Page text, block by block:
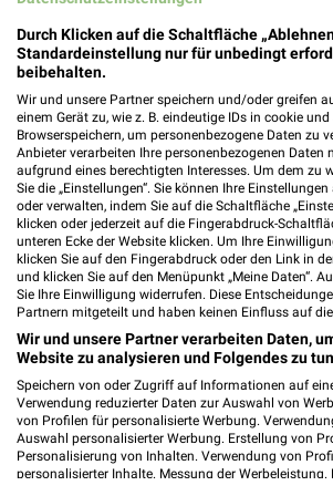
41 km
Hot Sommer Sale
Gültig bis Sa. 29.08.
Angebote
Noch heute
PENNY XXXLutz
Durch Klicken auf die Schaltfläche
Standardeinstellung nur für unbedingt
beibehalten.
Wir und unsere Partner speichern und/oder greifen
einem Gerät zu, wie z. B. eindeutige IDs in cookie und
Browserspeichern, um personenbezogene Daten zu
Anbieter verarbeiten Ihre personenbezogenen Daten
aufgrund eines berechtigten Interesses. Um dem zu
Sie die „Einstellungen“. Sie können Ihre
oder verwalten, indem Sie auf die Schaltfläche
klicken oder jederzeit auf die Fingerabdruck-
unteren Ecke der Website klicken. Um Ihre
klicken Sie auf den Fingerabdruck oder den Link in
und klicken Sie auf den Menüpunkt „Meine Daten“.
Sie Ihre Einwilligung widerrufen. Diese
Partnern mitgeteilt und haben keinen Einfluss auf
Wir und unsere Partner verarbeiten Daten,
Website zu analysieren und Folgendes zu
Speichern von oder Zugriff auf Informationen auf
Verwendung reduzierter Daten zur Auswahl von
von Profilen für personalisierte Werbung.
Auswahl personalisierter Werbung. Erstellung von
Personalisierung von Inhalten. Verwendung von
personalisierter Inhalte. Messung der Werbeleistung.